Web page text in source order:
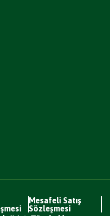
Mesafeli Satış
Sözleşmesi